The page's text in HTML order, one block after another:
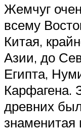
Жемчуг
всему
Китая,
Азии, до
Египта,
Карфагена.
древних
знаменитая